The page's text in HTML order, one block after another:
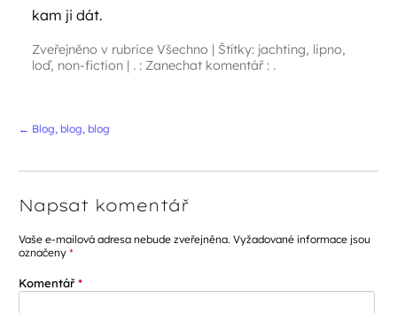
kam ji dát.
Zveřejněno v rubrice Všechno | Štítky: jachting, lipno,
loď, non-fiction | . : Zanechat komentář : .
← Blog, blog, blog
Napsat komentář
Vaše e-mailová adresa nebude zveřejněna. Vyžadované informace jsou
označeny *
Komentář *